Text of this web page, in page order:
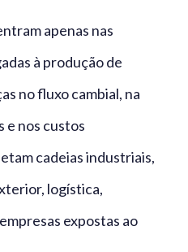
apenas nas
à produção de
no fluxo cambial, na
e nos custos
cadeias industriais,
logística,
expostas ao